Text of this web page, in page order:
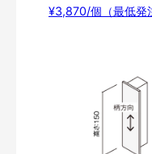
¥3,870/個（最低発